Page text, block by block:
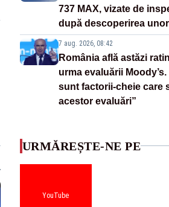
737 MAX, vizate de
după descoperirea
7 aug. 2026, 08:42
România află astăzi
urma evaluării
sunt factorii-cheie care
acestor evaluări”
URMĂREȘTE-NE PE
YouTube